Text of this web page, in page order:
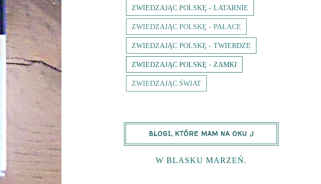
ZWIEDZAJĄC POLSKĘ - LATARNIE
ZWIEDZAJĄC POLSKĘ - PAŁACE
ZWIEDZAJĄC POLSKĘ - TWIERDZE
ZWIEDZAJĄC POLSKĘ - ZAMKI
ZWIEDZAJĄC ŚWIAT
BLOGI, KTÓRE MAM NA OKU ;)
W BLASKU MARZEŃ.